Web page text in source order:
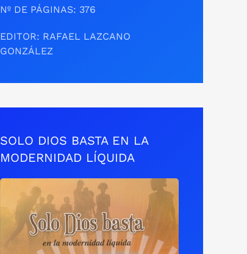
Nº DE PÁGINAS: 376
EDITOR: RAFAEL LAZCANO
GONZÁLEZ
SOLO DIOS BASTA EN LA
MODERNIDAD LÍQUIDA